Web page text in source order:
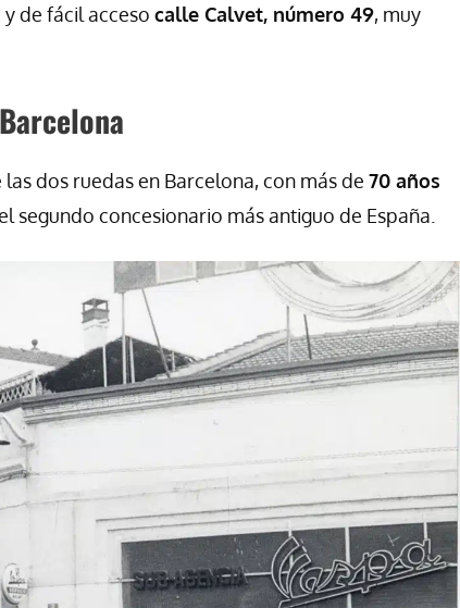
de fácil acceso calle Calvet, número 49, muy
dos ruedas en Barcelona, con más de 70 años
segundo concesionario más antiguo de España.